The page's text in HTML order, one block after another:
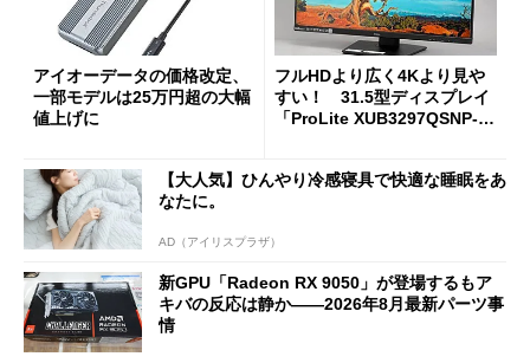
アイオーデータの価格改定、
一部モデルは25万円超の大幅
値上げに
フルHDより広く4Kより見や
すい！ 31.5型ディスプレイ
「ProLite XUB3297QSNP-B
【大人気】ひんやり冷感寝具で快適な睡眠をあ
なたに。
AD（アイリスプラザ）
新GPU「Radeon RX 9050」が登場するもア
キバの反応は静か――2026年8月最新パーツ事
情